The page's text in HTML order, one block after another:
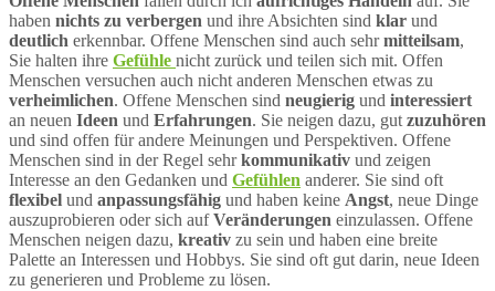
haben nichts zu verbergen und ihre Absichten sind klar und
deutlich erkennbar. Offene Menschen sind auch sehrmitteilsam,
Sie halten ihre Gefühle nicht zurück und teilen sich mit. Offen
Menschen versuchen auch nicht anderen Menschen etwas zu
verheimlichen. Offene Menschen sind neugierig und interessiert
an neuen Ideen und Erfahrungen. Sie neigen dazu, gut zuzuhören
und sind offen für andere Meinungen und Perspektiven. Offene
Menschen sind in der Regel sehrkommunikativ und zeigen
Interesse an den Gedanken und Gefühlen anderer. Sie sind oft
flexibel und anpassungsfähig und haben keine Angst, neue Dinge
auszuprobieren oder sich aufVeränderungen einzulassen. Offene
Menschen neigen dazu, kreativ zu sein und haben eine breite
Palette an Interessen und Hobbys. Sie sind oft gut darin, neue Ideen
zu generieren und Probleme zu lösen.